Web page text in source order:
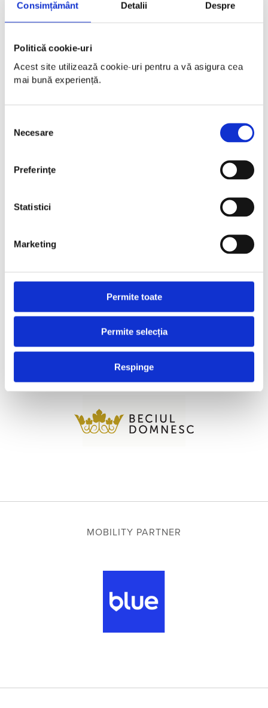
Consimțământ Detalii Despre
Politică cookie-uri
Acest site utilizează cookie-uri pentru a vă asigura cea
mai bună experiență.
consimțământului
Necesare
Preferinţe
Statistici
Marketing
Permite toate
Permite selecția
Respinge
MOBILITY PARTNER